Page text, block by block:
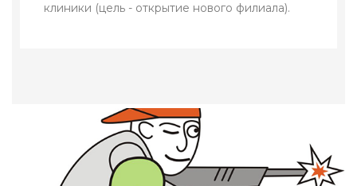
клиники (цель - открытие нового филиала).